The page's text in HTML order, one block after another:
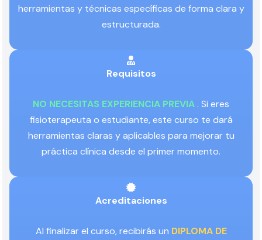
herramientas y técnicas específicas de forma clara y
estructurada.
Requisitos
NO NECESITAS EXPERIENCIA PREVIA . Si eres
fisioterapeuta o estudiante, este curso te dará
herramientas claras y aplicables para mejorar tu
práctica clínica desde el primer momento.
Acreditaciones
Al finalizar el curso, recibirás un DIPLOMA DE